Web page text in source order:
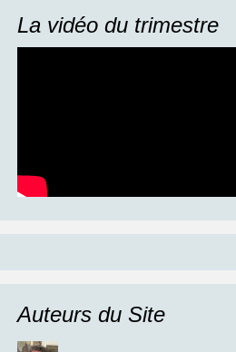
La vidéo du trimestre
Auteurs du Site